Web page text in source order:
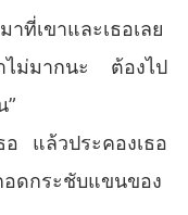
ที่เขาและเธอเลย
ม่มากนะ ต้องไป
อ แล้วประคองเธอ
อดกระชับแขนของ